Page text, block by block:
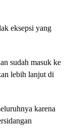
eksepsi yang
sudah masuk ke
lebih lanjut di
karena